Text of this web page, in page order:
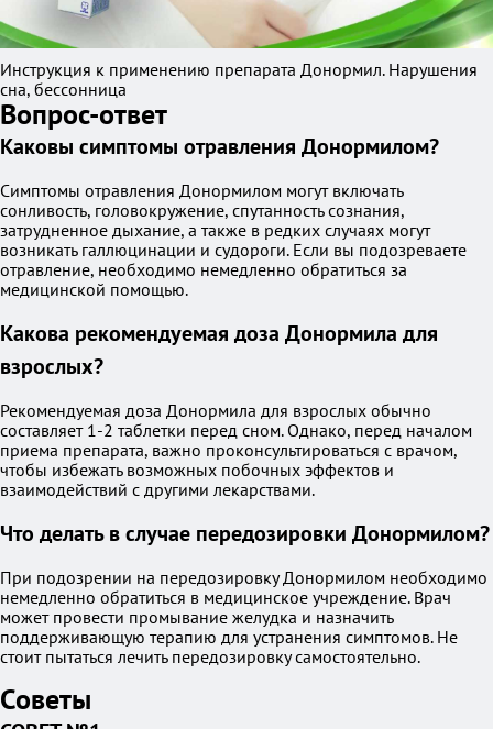
Инструкция к применению препарата Донормил. Нарушения
сна, бессонница
Вопрос-ответ
Каковы симптомы отравления Донормилом?
Симптомы отравления Донормилом могут включать
сонливость, головокружение, спутанность сознания,
затрудненное дыхание, а также в редких случаях могут
возникать галлюцинации и судороги. Если вы подозреваете
отравление, необходимо немедленно обратиться за
медицинской помощью.
Какова рекомендуемая доза Донормила для
взрослых?
Рекомендуемая доза Донормила для взрослых обычно
составляет 1-2 таблетки перед сном. Однако, перед началом
приема препарата, важно проконсультироваться с врачом,
чтобы избежать возможных побочных эффектов и
взаимодействий с другими лекарствами.
Что делать в случае передозировки Донормилом?
При подозрении на передозировку Донормилом необходимо
немедленно обратиться в медицинское учреждение. Врач
может провести промывание желудка и назначить
поддерживающую терапию для устранения симптомов. Не
стоит пытаться лечить передозировку самостоятельно.
Советы